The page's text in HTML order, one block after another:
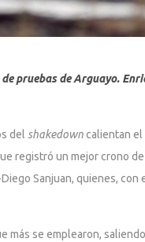
pruebas de Arguayo.
del shakedowncalientan el
registró un mejor crono de
Sanjuan, quienes,
se emplearon,